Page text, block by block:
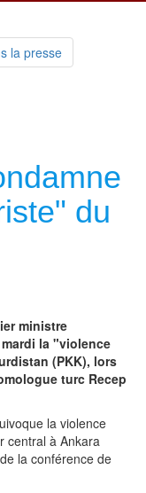
la presse
du
ministre
la "violence
(PKK), lors
turc Recep
la violence
central à Ankara
la conférence de